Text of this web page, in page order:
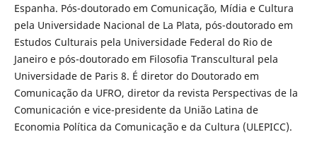
Espanha. Pós-doutorado em Comunicação, Mídia e Cultura
pela Universidade Nacional de La Plata, pós-doutorado em
Estudos Culturais pela Universidade Federal do Rio de
Janeiro e pós-doutorado em Filosofia Transcultural pela
Universidade de Paris 8. É diretor do Doutorado em
Comunicação da UFRO, diretor da revista Perspectivas de la
Comunicación e vice-presidente da União Latina de
Economia Política da Comunicação e da Cultura (ULEPICC).